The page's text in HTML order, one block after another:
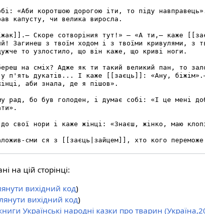
на цій сторінці:
вихідний код)
вихідний код)
Українські народні казки про тварин